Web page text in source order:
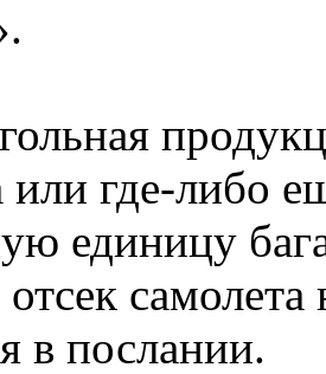
или где-либо
единицу
самолета
в послании.